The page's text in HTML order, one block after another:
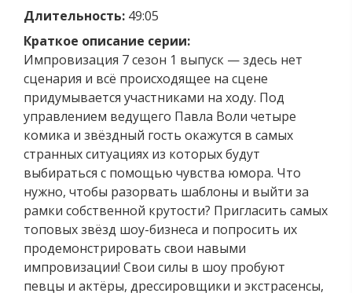
Длительность: 49:05
Краткое описание серии:
Импровизация 7 сезон 1 выпуск — здесь нет
сценария и всё происходящее на сцене
придумывается участниками на ходу. Под
управлением ведущего Павла Воли четыре
комика и звёздный гость окажутся в самых
странных ситуациях из которых будут
выбираться с помощью чувства юмора. Что
нужно, чтобы разорвать шаблоны и выйти за
рамки собственной крутости? Пригласить самых
топовых звёзд шоу-бизнеса и попросить их
продемонстрировать свои навыми
импровизации! Свои силы в шоу пробуют
певцы и актёры, дрессировщики и экстрасенсы,